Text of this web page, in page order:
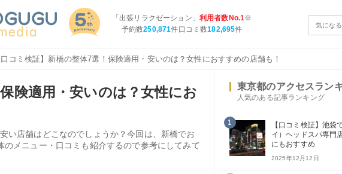
「出張リラクゼーション」 利用者数No.1※
予約数250,871件口コミ数182,695件
コミ検証】新橋の整体7選！保険適用・安いのは？女性におすすめの店舗も！
険適用・安いのは？女性にお
い店舗はどこなのでしょうか？今回は、新橋でお
メニュー・口コミも紹介するので参考にしてみて
東京都のアクセスラン
人気のある記事ランキング
1
【口コミ検証】池袋
イ）ヘッドスパ専門
にもおすすめ
2025年12月12日